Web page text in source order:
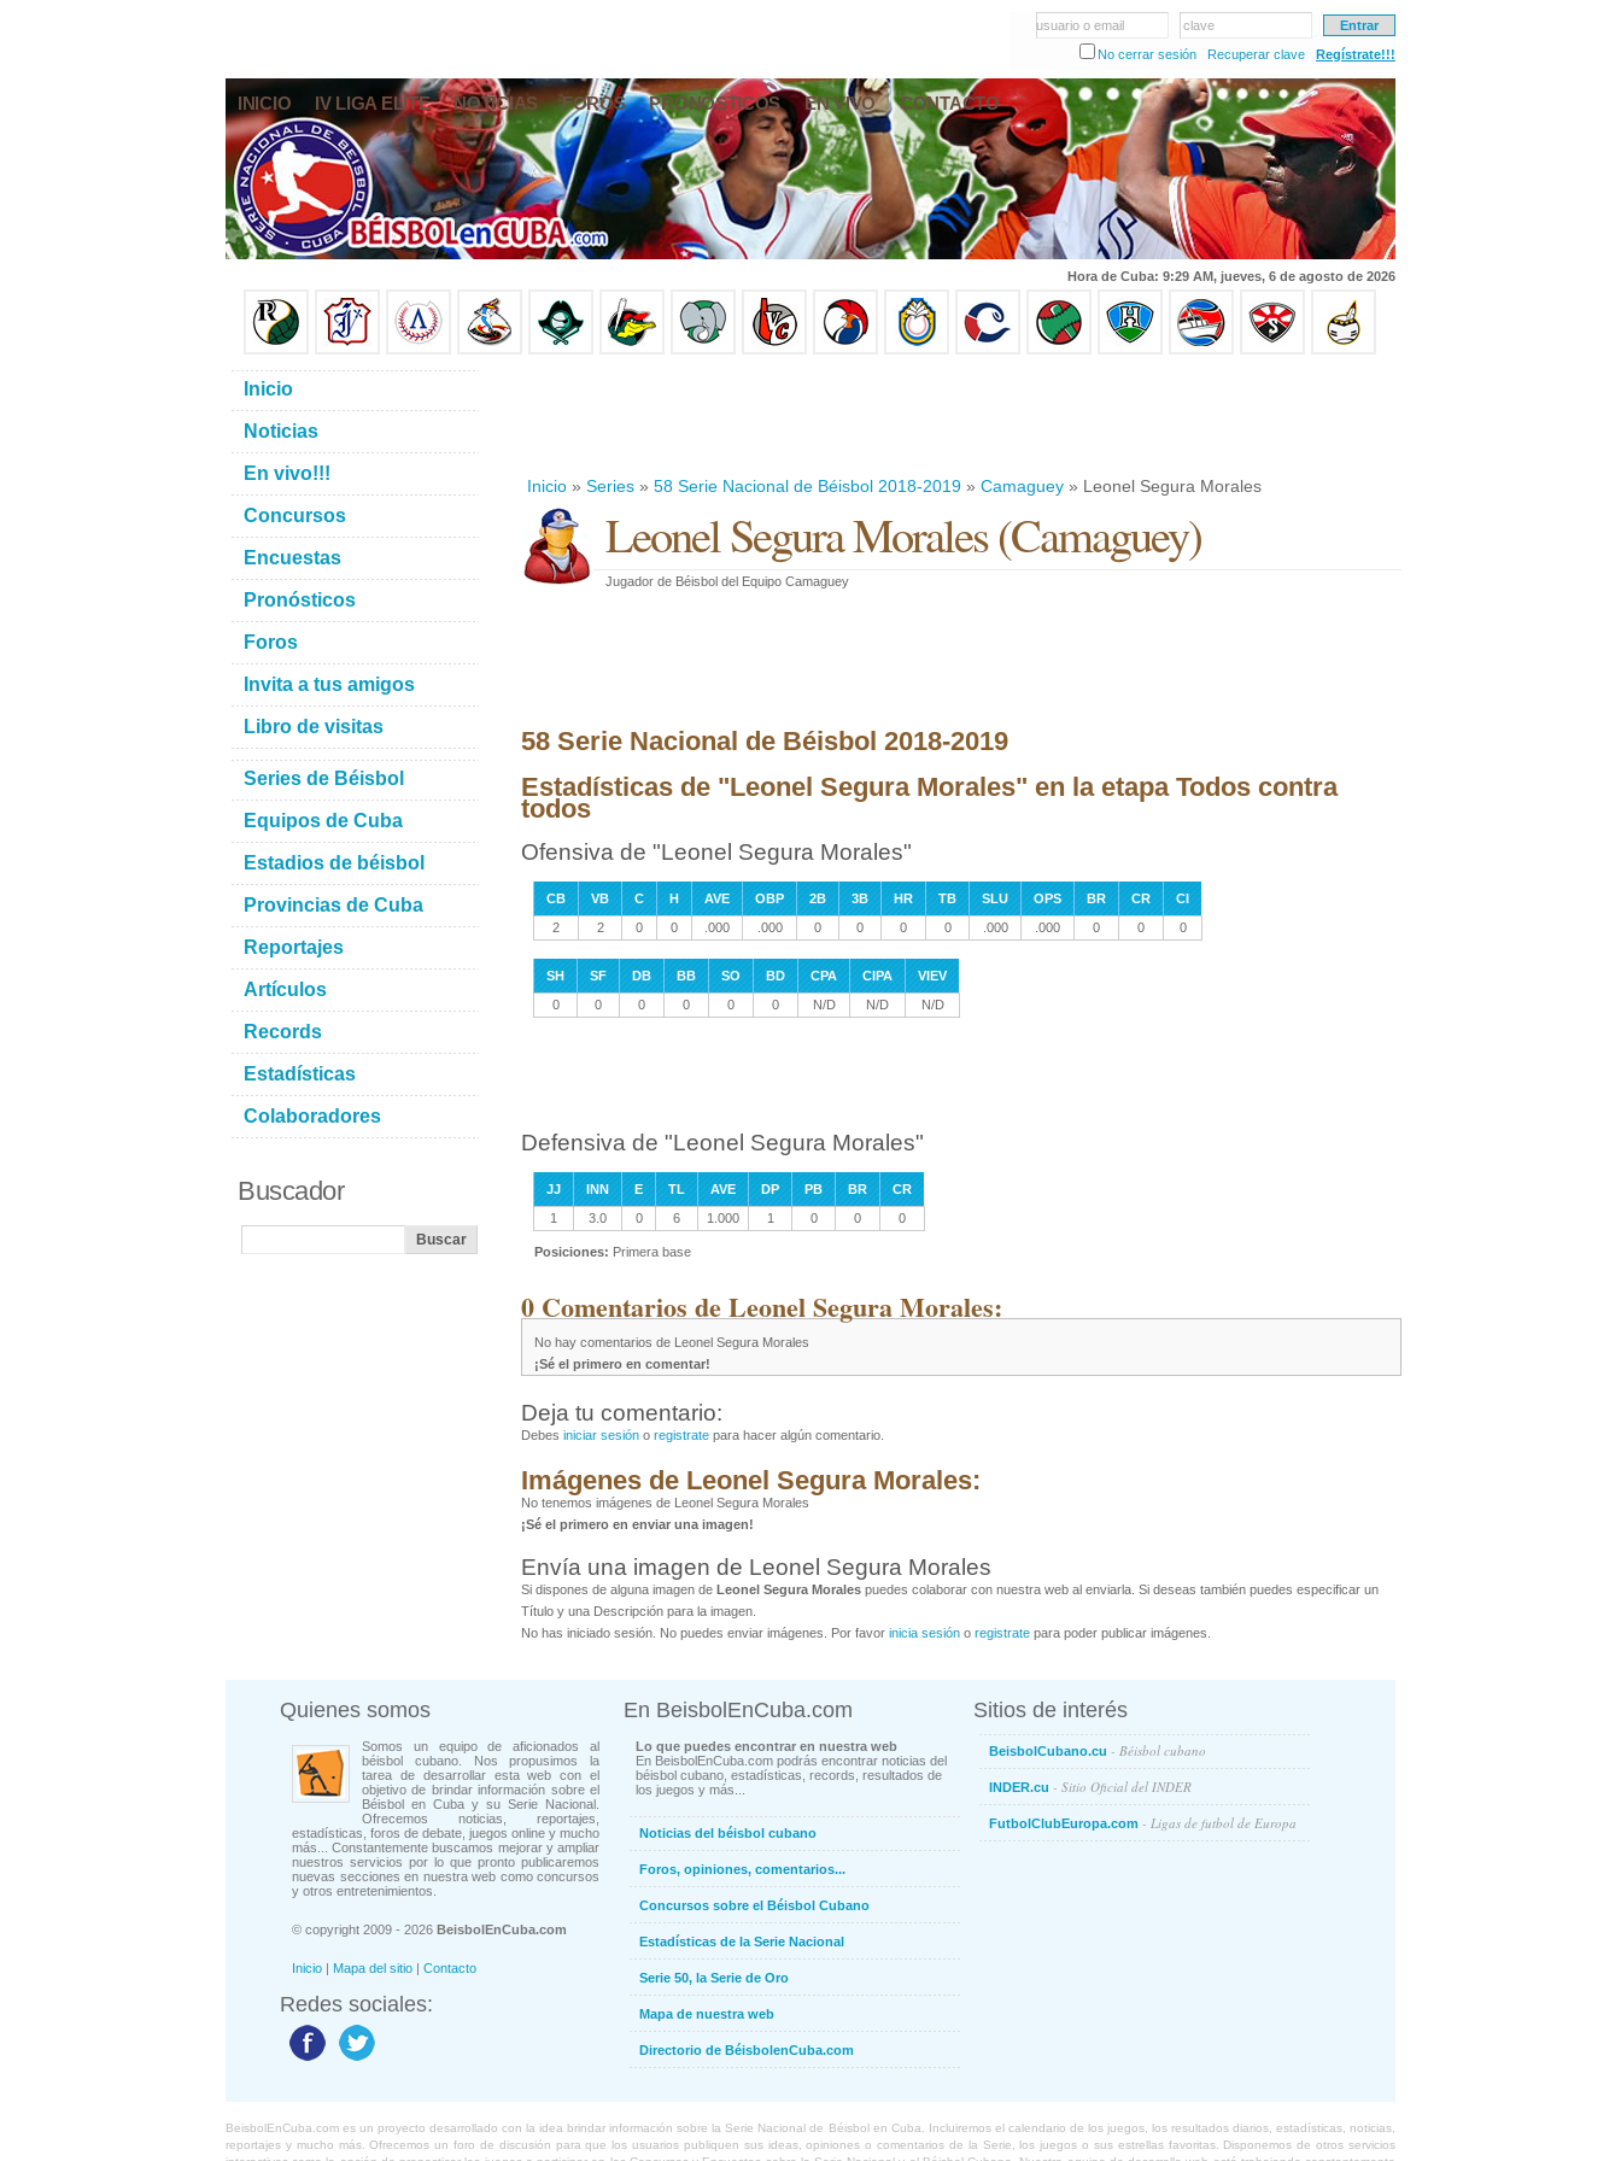
usuario o email
clave
No cerrar sesión
Recuperar clave Regístrate!!!
INICIO IV LIGA ELITE NOTICIAS FOROS PRONÓSTICOS EN VIVO CONTACTO
Hora de Cuba: 9:29 AM, jueves, 6 de agosto de 2026
Inicio » Series » 58 Serie Nacional de Béisbol 2018-2019 » Camaguey » Leonel Segura Morales
Leonel Segura Morales(Camaguey)
Jugador de Béisbol del Equipo Camaguey
58 Serie Nacional de Béisbol 2018-2019
Estadísticas de "Leonel Segura Morales" en la etapa Todos contra
todos
Ofensiva de "Leonel Segura Morales"
CB VB C H AVE OBP 2B 3B HR TB SLU OPS BR CR
CI
2
2 0 0 .000 .000 0 0 0 0 .000 .000 0 0 0
SH SF DB BB SO BD CPA CIPA
VIEV
0
0 0 0 0 0 N/D N/D N/D
Defensiva de "Leonel Segura Morales"
JJ INN E TL AVE DP PB BR
CR
1
3.0 0 6 1.000 1 0 0 0
Posiciones: Primera base
0 Comentarios de Leonel Segura Morales:
No hay comentarios de Leonel Segura Morales
¡Sé el primero en comentar!
Deja tu comentario:
Debes iniciar sesión o registrate para hacer algún comentario.
Imágenes de Leonel Segura Morales:
No tenemos imágenes de Leonel Segura Morales
¡Sé el primero en enviar una imagen!
Envía una imagen de Leonel Segura Morales
Si dispones de alguna imagen de Leonel Segura Morales puedes colaborar con nuestra web al enviarla. Si deseas también puedes especificar un
Título y una Descripción para la imagen.
No has iniciado sesión. No puedes enviar imágenes. Por favor inicia sesión o registrate para poder publicar imágenes.
Inicio
Noticias
En vivo!!!
Concursos
Encuestas
Pronósticos
Foros
Invita a tus amigos
Libro de visitas
Series de Béisbol
Equipos de Cuba
Estadios de béisbol
Provincias de Cuba
Reportajes
Artículos
Records
Estadísticas
Colaboradores
Buscador
Quienes somos
Somos un equipo de aficionados al
béisbol cubano. Nos propusimos la
tarea de desarrollar esta web con el
objetivo de brindar información sobre el
Béisbol en Cuba y su Serie Nacional.
Ofrecemos noticias, reportajes,
estadísticas, foros de debate, juegos online y mucho
más... Constantemente buscamos mejorar y ampliar
nuestros servicios por lo que pronto publicaremos
nuevas secciones en nuestra web como concursos
y otros entretenimientos.
© copyright 2009 - 2026 BeisbolEnCuba.com
Inicio | Mapa del sitio | Contacto
Redes sociales:
En BeisbolEnCuba.com
Lo que puedes encontrar en nuestra web
En BeisbolEnCuba.com podrás encontrar noticias del
béisbol cubano, estadísticas, records, resultados de
los juegos y más...
Noticias del béisbol cubano
Foros, opiniones, comentarios...
Concursos sobre el Béisbol Cubano
Estadísticas de la Serie Nacional
Serie 50, la Serie de Oro
Mapa de nuestra web
Directorio de BéisbolenCuba.com
Sitios de interés
BeisbolCubano.cu - Béisbol cubano
INDER.cu - Sitio Oficial del INDER
FutbolClubEuropa.com - Ligas de futbol de Europa
BeisbolEnCuba.com es un proyecto desarrollado con la idea brindar información sobre la Serie Nacional de Béisbol en Cuba. Incluiremos el calendario de los juegos, los resultados diarios, estadísticas, noticias,
reportajes y mucho más. Ofrecemos un foro de discusión para que los usuarios publiquen sus ideas, opiniones o comentarios de la Serie, los juegos o sus estrellas favoritas. Disponemos de otros servicios